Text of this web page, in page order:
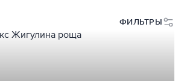
ФИЛЬТРЫ